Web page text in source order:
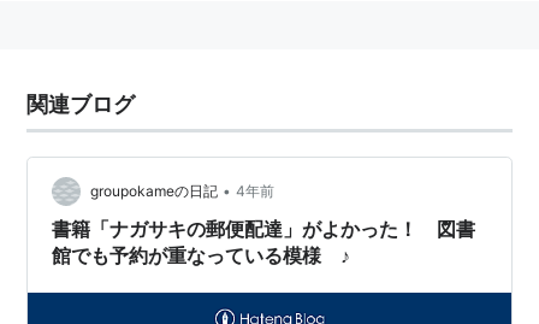
関連ブログ
groupokameの日記 • 4年前
書籍「ナガサキの郵便配達」がよかった！ 図書
館でも予約が重なっている模様 ♪